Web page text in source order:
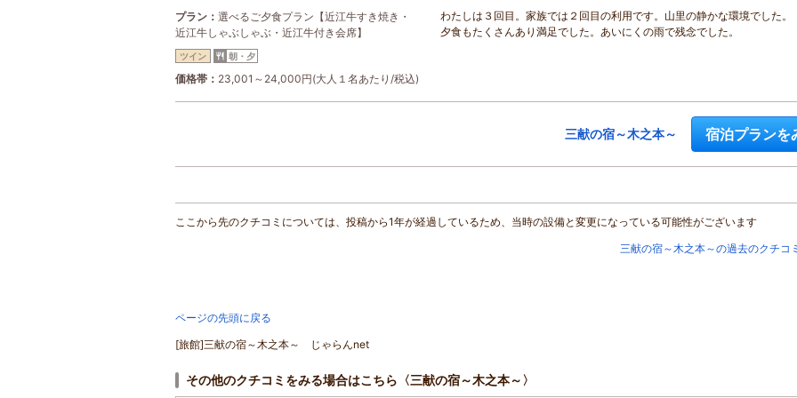
プラン
選べるご夕食プラン【近江牛すき焼き・
近江牛しゃぶしゃぶ・近江牛付き会席】
ツイン 朝・夕
価格帯 23,001～24,000円(大人１名あたり/税込)
わたしは３回目。家族では２回目の利用です。山里の静かな環境でした。
夕食もたくさんあり満足でした。あいにくの雨で残念でした。
三献の宿～木之本～ 宿泊プランを
ここから先のクチコミについては、投稿から1年が経過しているため、当時の設備と変更になっている可能性がございます
三献の宿～木之本～の過去のクチコ
ページの先頭に戻る
[旅館]三献の宿～木之本～ じゃらんnet
その他のクチコミをみる場合はこちら〈三献の宿～木之本～〉